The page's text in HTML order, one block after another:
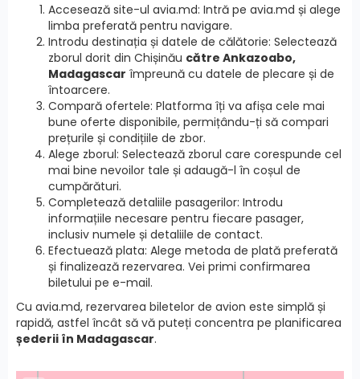
Accesează site-ul avia.md: Intră pe avia.md și alege
limba preferată pentru navigare.
Introdu destinația și datele de călătorie: Selectează
zborul dorit din Chișinău către Ankazoabo,
Madagascar împreună cu datele de plecare și de
întoarcere.
Compară ofertele: Platforma îți va afișa cele mai
bune oferte disponibile, permițându-ți să compari
prețurile și condițiile de zbor.
Alege zborul: Selectează zborul care corespunde cel
mai bine nevoilor tale și adaugă-l în coșul de
cumpărături.
Completează detaliile pasagerilor: Introdu
informațiile necesare pentru fiecare pasager,
inclusiv numele și detaliile de contact.
Efectuează plata: Alege metoda de plată preferată
și finalizează rezervarea. Vei primi confirmarea
biletului pe e-mail.
Cu avia.md, rezervarea biletelor de avion este simplă și
rapidă, astfel încât să vă puteți concentra pe planificarea
șederii în Madagascar.